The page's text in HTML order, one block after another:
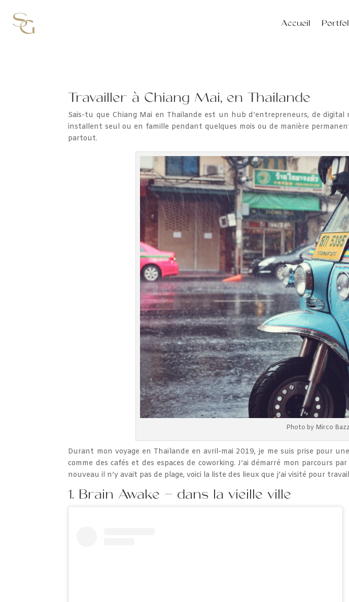
Accueil
Travailler à Chiang Mai, en Thailande
Sais-tu que Chiang Mai en Thailande est un hub d’entrepreneurs, de
installent seul ou en famille pendant quelques mois ou de manière
partout.
Photo by Mirco
Durant mon voyage en Thaïlande en avril-mai 2019, je me suis prise pour
comme des cafés et des espaces de coworking. J’ai démarré mon parcours
nouveau il n’y avait pas de plage, voici la liste des lieux que j’ai visité pour
1. Brain Awake – dans la vieille ville